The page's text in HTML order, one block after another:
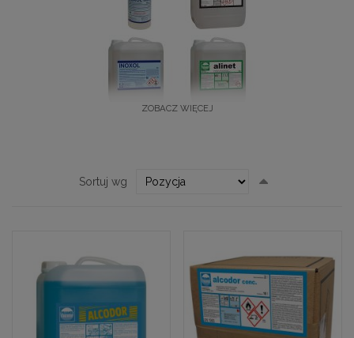
ZOBACZ WIĘCEJ
Sortuj wg
kierunek